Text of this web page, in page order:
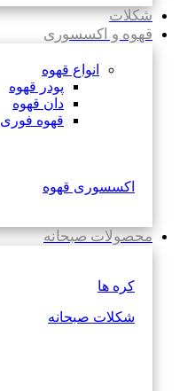
شکلات
قهوه و اکسسوری
انواع قهوه
پودر قهوه
دان قهوه
قهوه فوری
اکسسوری قهوه
محصولات صبحانه
کره ها
شکلات صبحانه